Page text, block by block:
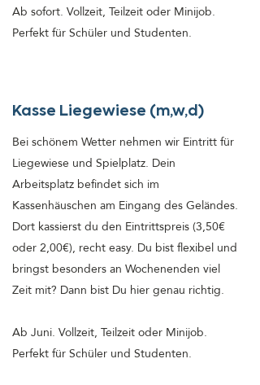
Ab sofort. Vollzeit, Teilzeit oder Minijob.
Perfekt für Schüler und Studenten.
Kasse Liegewiese (m,w,d)
Bei schönem Wetter nehmen wir Eintritt für
Liegewiese und Spielplatz. Dein
Arbeitsplatz befindet sich im
Kassenhäuschen am Eingang des Geländes.
Dort kassierst du den Eintrittspreis (3,50€
oder 2,00€), recht easy. Du bist flexibel und
bringst besonders an Wochenenden viel
Zeit mit? Dann bist Du hier genau richtig.
Ab Juni. Vollzeit, Teilzeit oder Minijob.
Perfekt für Schüler und Studenten.